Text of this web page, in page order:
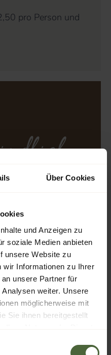
Über Cookies
und Anzeigen zu
soziale Medien anbieten
unsere Website zu
wir Informationen zu Ihrer
unsere Partner für
weiter. Unsere
möglicherweise mit
Sie ihnen bereitgestellt
pro Person und